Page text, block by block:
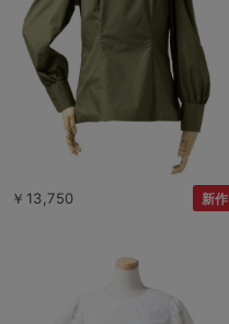
￥13,750 新作